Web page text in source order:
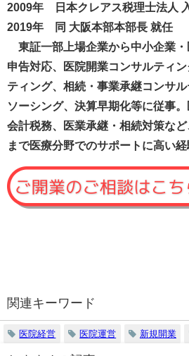
2009年 日本クレアス税理士法人
2019年 同 大阪本部本部長 就任
東証一部上場企業から中小企業
申告対応、医院開業コンサルティ
ティング、相続・事業承継コンサ
ソーシング、決算早期化等に従事。
会計税務、医業承継・相続対策な
まで医療分野でのサポートに高い経
関連キーワード
医院経営 医院運営 新規開業